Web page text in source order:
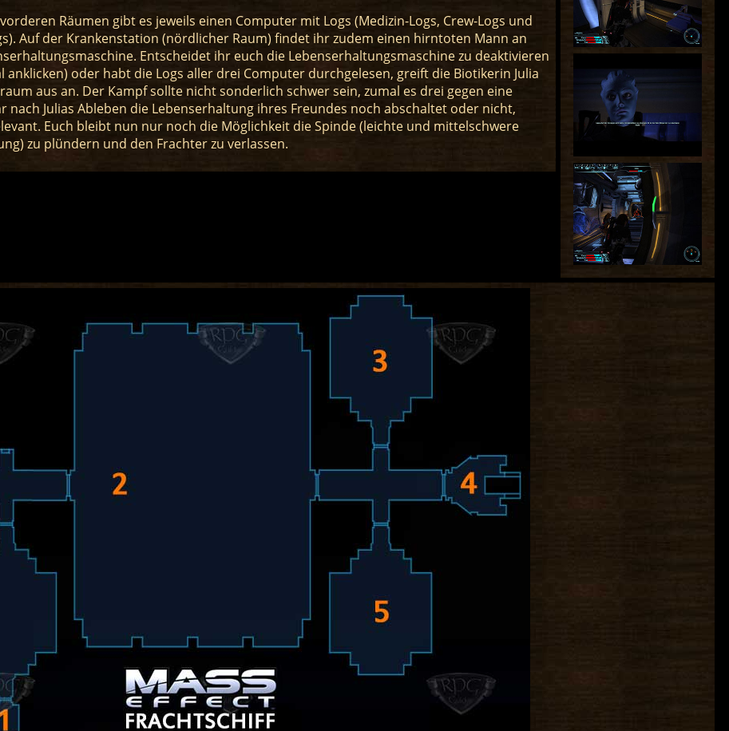
Räumen gibt es jeweils einen Computer mit Logs (Medizin-Logs, Crew-Logs und
Auf der Krankenstation (nördlicher Raum) findet ihr zudem einen hirntoten Mann an
Entscheidet ihr euch die Lebenserhaltungsmaschine zu deaktivieren
anklicken) oder habt die Logs aller drei Computer durchgelesen, greift die Biotikerin Julia
aus an. Der Kampf sollte nicht sonderlich schwer sein, zumal es drei gegen eine
nach Julias Ableben die Lebenserhaltung ihres Freundes noch abschaltet oder nicht,
Euch bleibt nun nur noch die Möglichkeit die Spinde (leichte und mittelschwere
zu plündern und den Frachter zu verlassen.